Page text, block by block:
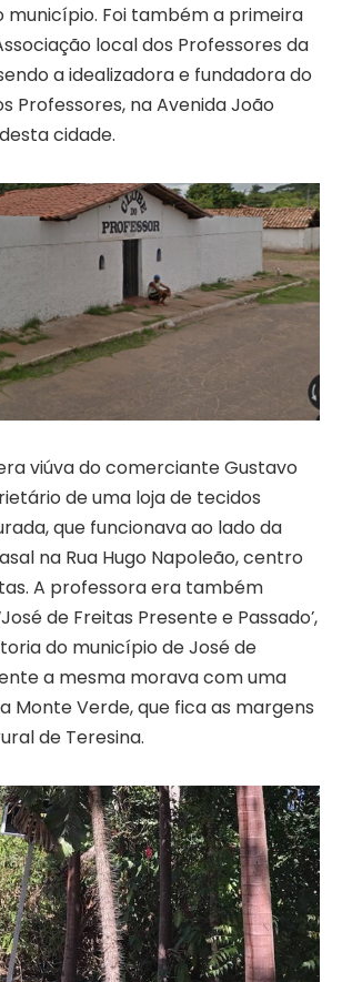
município. Foi também a primeira
local dos Professores da
a idealizadora e fundadora do
Professores, na Avenida João
cidade.
viúva do comerciante Gustavo
de uma loja de tecidos
que funcionava ao lado da
na Rua Hugo Napoleão, centro
A professora era também
de Freitas Presente e Passado’,
do município de José de
a mesma morava com uma
Monte Verde, que fica as margens
de Teresina.